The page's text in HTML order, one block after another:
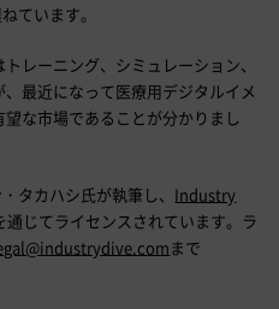
ています。
レーニング、シミュレーション、
最近になって医療用デジタルイメ
な市場であることが分かりまし
タカハシ氏が執筆し、 Industry
じてライセンスされています。ラ
まで